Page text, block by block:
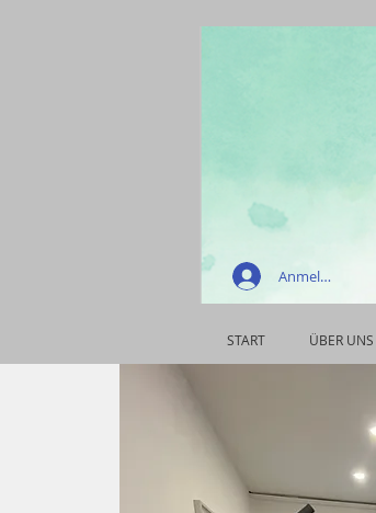
Anmelden
START ÜBER UNS